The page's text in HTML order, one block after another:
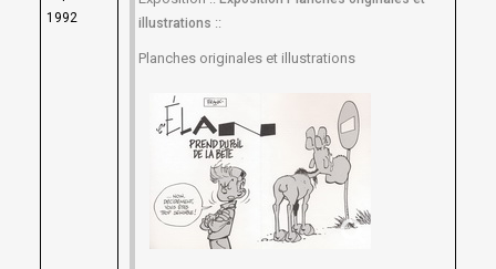
1992
illustrations ::
Planches originales et illustrations